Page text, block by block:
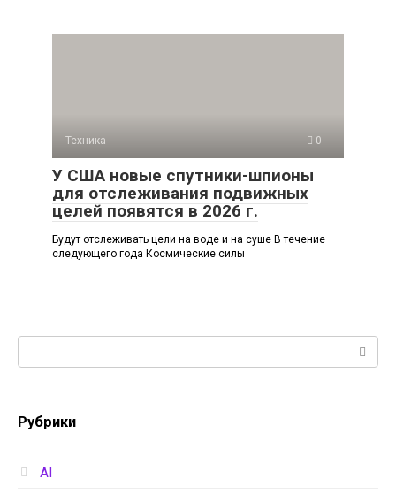
Техника 0
У США новые спутники-шпионы
для отслеживания подвижных
целей появятся в 2026 г.
Будут отслеживать цели на воде и на суше В течение
следующего года Космические силы
Рубрики
AI